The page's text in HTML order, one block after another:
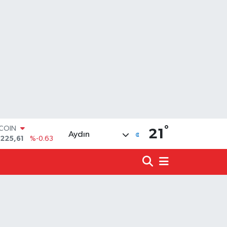
%0.16
Aydın 21 °